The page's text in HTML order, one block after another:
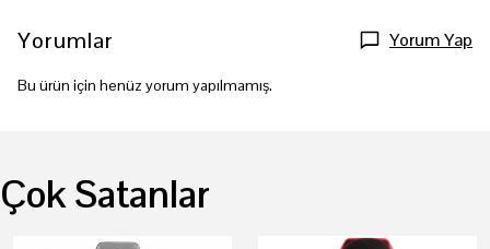
Yorumlar Yorum Yap
Bu ürün için henüz yorum yapılmamış.
Çok Satanlar